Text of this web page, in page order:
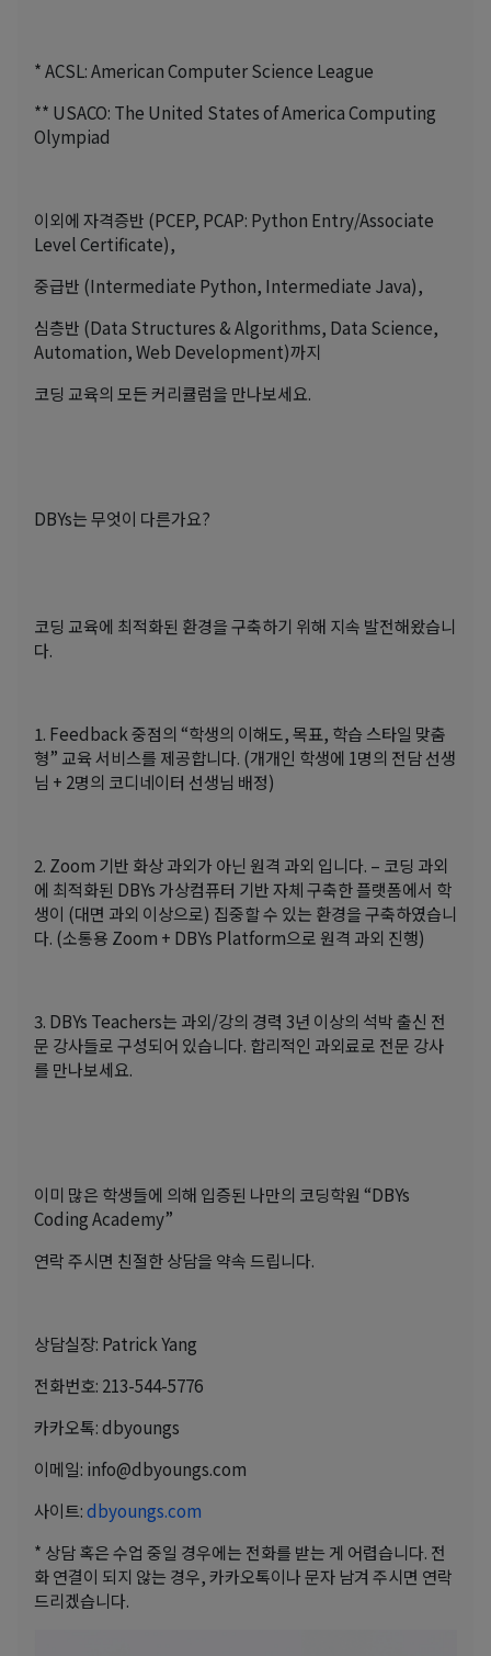
* ACSL: American Computer Science League
** USACO: The United States of America Computing
Olympiad
이외에 자격증반 (PCEP, PCAP: Python Entry/Associate
Level Certificate),
중급반 (Intermediate Python, Intermediate Java),
심층반 (Data Structures & Algorithms, Data Science,
Automation, Web Development)까지
코딩 교육의 모든 커리큘럼을 만나보세요.
DBYs는 무엇이 다른가요?
코딩 교육에 최적화된 환경을 구축하기 위해 지속 발전해왔습니
다.
1. Feedback 중점의 “학생의 이해도, 목표, 학습 스타일 맞춤
형” 교육 서비스를 제공합니다. (개개인 학생에 1명의 전담 선생
님 + 2명의 코디네이터 선생님 배정)
2. Zoom 기반 화상 과외가 아닌 원격 과외 입니다. – 코딩 과외
에 최적화된 DBYs 가상컴퓨터 기반 자체 구축한 플랫폼에서 학
생이 (대면 과외 이상으로) 집중할 수 있는 환경을 구축하였습니
다. (소통용 Zoom + DBYs Platform으로 원격 과외 진행)
3. DBYs Teachers는 과외/강의 경력 3년 이상의 석박 출신 전
문 강사들로 구성되어 있습니다. 합리적인 과외료로 전문 강사
를 만나보세요.
이미 많은 학생들에 의해 입증된 나만의 코딩학원 “DBYs
Coding Academy”
연락 주시면 친절한 상담을 약속 드립니다.
상담실장: Patrick Yang
전화번호: 213-544-5776
카카오톡: dbyoungs
이메일: info@dbyoungs.com
사이트:dbyoungs.com
* 상담 혹은 수업 중일 경우에는 전화를 받는 게 어렵습니다. 전
화 연결이 되지 않는 경우, 카카오톡이나 문자 남겨 주시면 연락
드리겠습니다.